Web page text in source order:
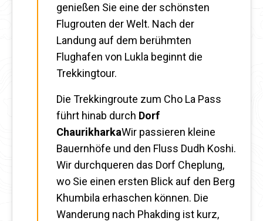
genießen Sie eine der schönsten
Flugrouten der Welt. Nach der
Landung auf dem berühmten
Flughafen von Lukla beginnt die
Trekkingtour.
Die Trekkingroute zum Cho La Pass
führt hinab durch Dorf
ChaurikharkaWir passieren kleine
Bauernhöfe und den Fluss Dudh Koshi.
Wir durchqueren das Dorf Cheplung,
wo Sie einen ersten Blick auf den Berg
Khumbila erhaschen können. Die
Wanderung nach Phakding ist kurz,